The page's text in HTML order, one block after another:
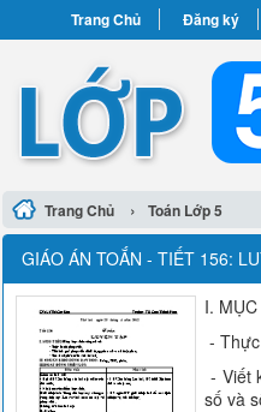
Trang Chủ Đăng ký
Trang Chủ › Toán Lớp 5
GIÁO ÁN TOẮN - TIẾT 156:
I.
-
- Viết
số và